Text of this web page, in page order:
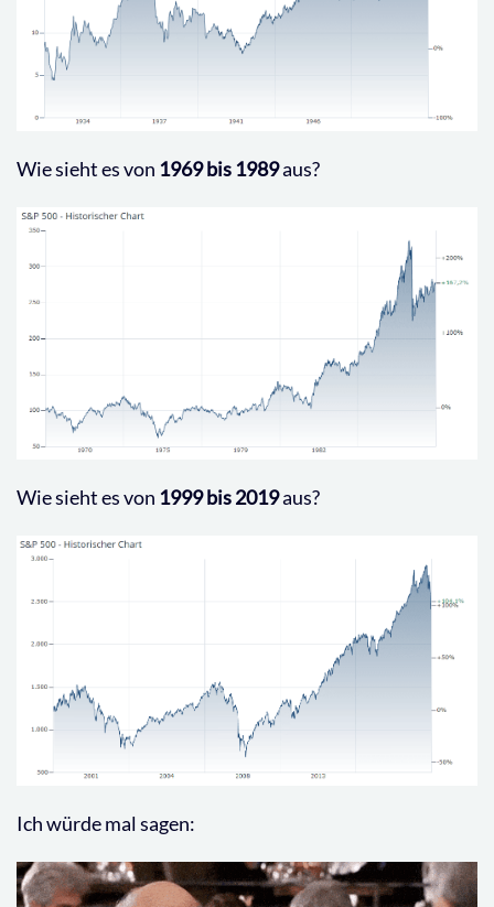
Wie sieht es von 1969 bis 1989aus?
Wie sieht es von 1999 bis 2019aus?
Ich würde mal sagen: